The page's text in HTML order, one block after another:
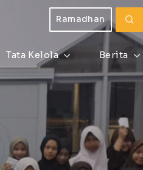
Ramadhan
Tata Kelola Berita